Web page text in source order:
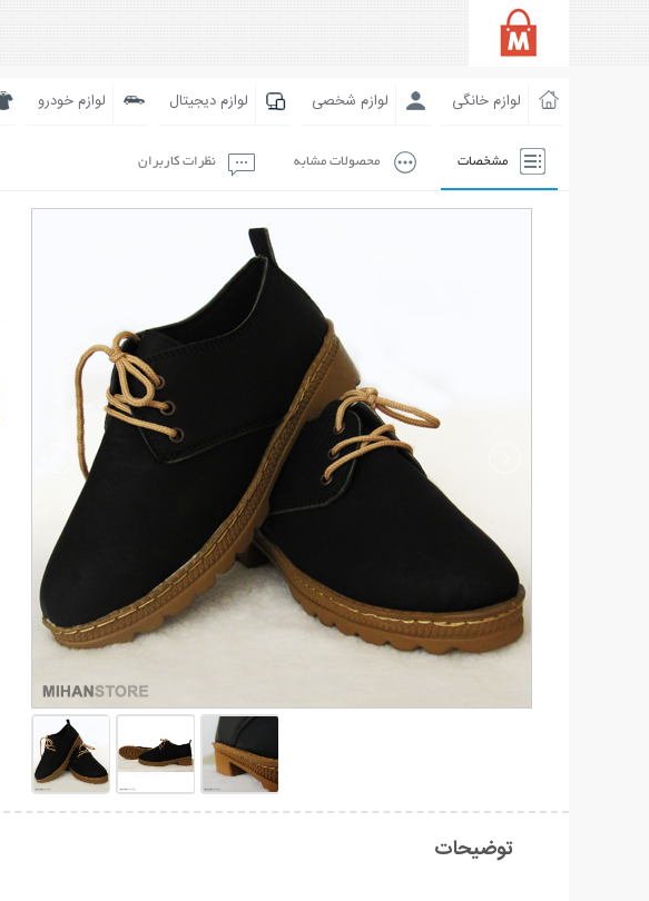
لوازم خانگی لوازم شخصی لوازم دیجیتال لوازم خودرو
مشخصات محصولات مشابه نظرات کاربران
توضیحات